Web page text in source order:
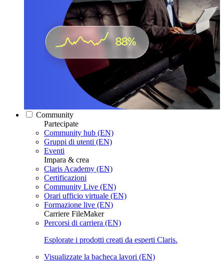
Community
Partecipate
Community hub (EN)
Gruppi di utenti (EN)
Eventi
Impara & crea
Claris Academy (EN)
Certificazioni
Community Live (EN)
Orari ufficio virtuale (EN)
Formazione live (EN)
Carriere FileMaker
Percorsi di carriera (EN)
Esplorate i prodotti creati da esperti Claris.
Visualizzate la bacheca lavori (EN)